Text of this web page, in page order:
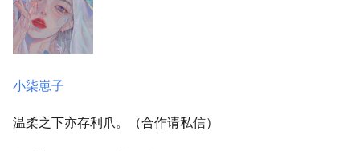
小柒崽子
温柔之下亦存利爪。（合作请私信）